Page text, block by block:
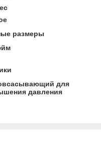
размеры
для
давления